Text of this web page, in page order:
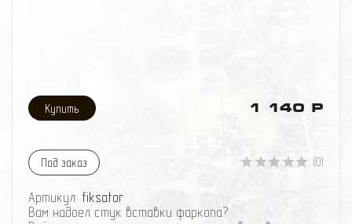
1 140 Р
Под заказ (0)
Артикул: fiksator
Вам надоел стук вставки фаркопа?